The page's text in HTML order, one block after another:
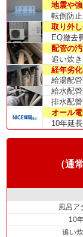
地震や
転倒防
取り外
EQ撤去
配管の
追い炊
経年劣
給湯配管
給水配管
排水配
オール
10年延
（通
風呂ア
10
追い